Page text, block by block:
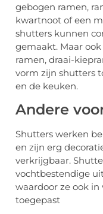
gebogen ramen,
kwartnoot of een
shutters kunnen
gemaakt. Maar
ramen, draai-
vorm zijn shutters
en de keuken.
Andere
Shutters werken
en zijn erg
verkrijgbaar.
vochtbestendige
waardoor ze ook
toegepast